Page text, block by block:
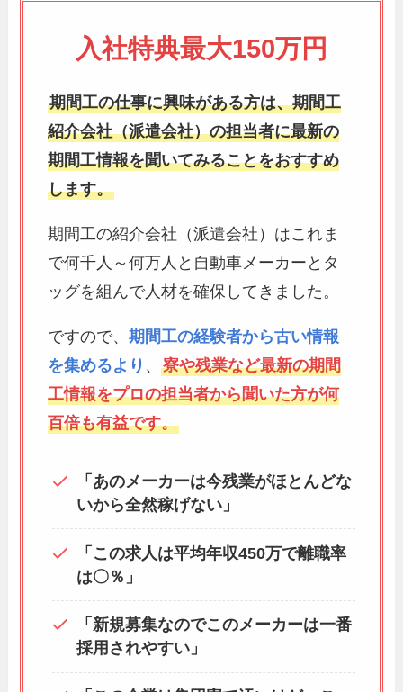
入社特典最大150万円
期間工の仕事に興味がある方は、期間工
紹介会社（派遣会社）の担当者に最新の
期間工情報を聞いてみることをおすすめ
します。
期間工の紹介会社（派遣会社）はこれま
で何千人～何万人と自動車メーカーとタ
ッグを組んで人材を確保してきました。
ですので、期間工の経験者から古い情報
を集めるより 、寮や残業など最新の期間
工情報をプロの担当者から聞いた方が何
百倍も有益です。
「あのメーカーは今残業がほとんどな
いから全然稼げない」
「この求人は平均年収450万で離職率
は〇％」
「新規募集なのでこのメーカーは一番
採用されやすい」